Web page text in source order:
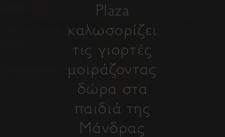
Plaza
καλωσορίζει
τις γιορτές
μοιράζοντας
δώρα στα
παιδιά της
Μάνδρας